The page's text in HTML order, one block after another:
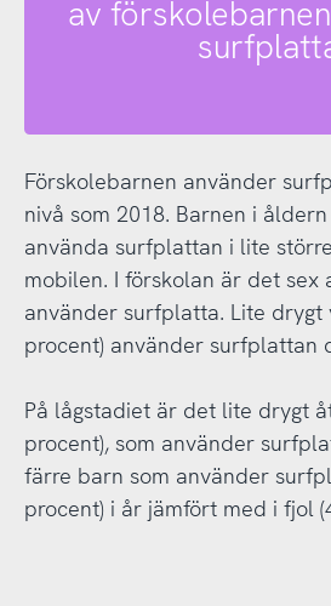
av
Förskolebarnen använder
nivå som 2018. Barnen i
använda surfplattan i lite
mobilen. I förskolan är det sex
använder surfplatta. Lite
procent) använder surfplattan
På lågstadiet är det lite drygt
procent), som använder
färre barn som använder
procent) i år jämfört med i fjol